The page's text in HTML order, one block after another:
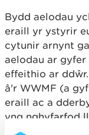
Bydd aelodau
eraill yr ystyrir
cytunir arnynt
aelodau ar
effeithio ar
â'r WWMF (a
eraill ac a
yng nghyfarfod